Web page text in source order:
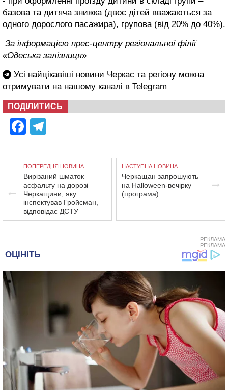
базова та дитяча знижка (двоє дітей вважаються за
одного дорослого пасажира), групова (від 20% до 40%).
За інформацією прес-центру регіональної філії
«Одеська залізниця»
Усі найцікавіші новини Черкас та регіону можна
отримувати на нашому каналі в Telegram
ПОДІЛИТИСЬ
Facebook
ПОПЕРЕДНЯ НОВИНА
Вирізаний шматок
асфальту на дорозі
Черкащини, яку
інспектував Гройсман,
відповідає ДСТУ
НАСТУПНА НОВИНА
Черкащан запрошують
на Halloween-вечірку
(програма)
РЕКЛАМА
РЕКЛАМА